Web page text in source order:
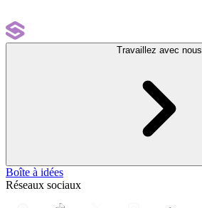
Travaillez avec nous
Boîte à idées
Réseaux sociaux